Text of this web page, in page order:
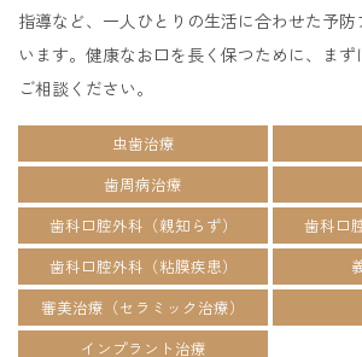
指導など、一人ひとりの生活に合わせた予
います。健康なお口を長く保つために、まず
ご相談ください。
虫歯治療
歯周病治療
歯科口腔外科（親知らず）
歯科口
歯科口腔外科（粘膜疾患）
審美治療（セラミック治療）
インプラント治療